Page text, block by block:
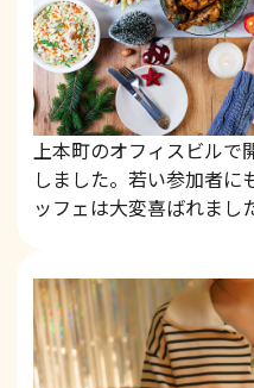
上本町のオフィスビル
しました。若い参加者に
ッフェは大変喜ばれまし